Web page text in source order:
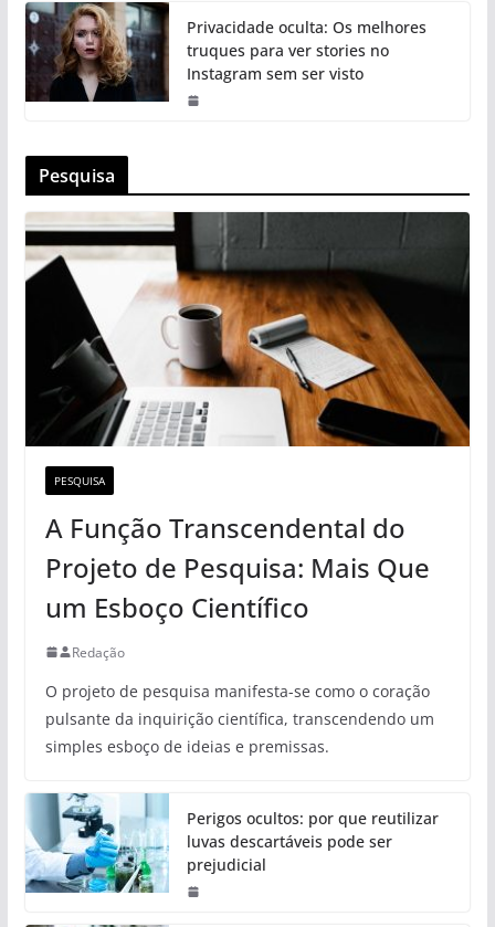
Privacidade oculta: Os melhores
truques para ver stories no
Instagram sem ser visto
Pesquisa
PESQUISA
A Função Transcendental do
Projeto de Pesquisa: Mais Que
um Esboço Científico
Redação
O projeto de pesquisa manifesta-se como o coração
pulsante da inquirição científica, transcendendo um
simples esboço de ideias e premissas.
Perigos ocultos: por que reutilizar
luvas descartáveis pode ser
prejudicial